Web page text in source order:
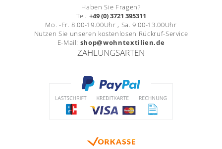
Haben Sie Fragen?
Tel.: +49 (0) 3721 395311
Mo. -Fr. 8.00-19.00Uhr , Sa. 9.00-13.00Uhr
Nutzen Sie unseren kostenlosen Rückruf-Service
E-Mail: shop@wohntextilien.de
ZAHLUNGSARTEN